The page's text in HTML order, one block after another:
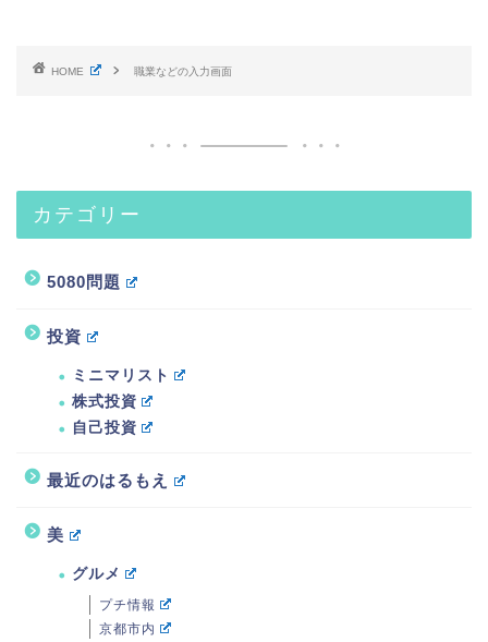
HOME 職業などの入力画面
カテゴリー
5080問題
投資
ミニマリスト
株式投資
自己投資
最近のはるもえ
美
グルメ
プチ情報
京都市内